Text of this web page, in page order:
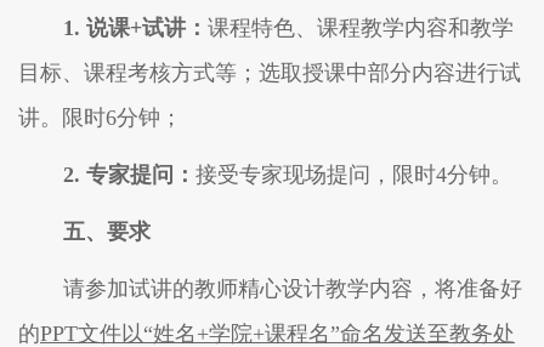
1. 说课+试讲 ： 课程特色、课程教学内容和教学
目标、课程考核方式等 ； 选取授课中部分内容进行试
讲。 限时6分钟；
2. 专家提问： 接受专家现场提问 ， 限时4分钟。
五、要求
请参加试讲的教师精心设计教学内容，将准备好
的PPT文件以“姓名+学院+课程名”命名发送至教务处